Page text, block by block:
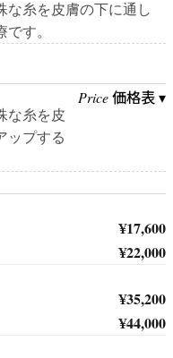
な糸を皮膚の下に通し
す。
な糸を皮
ップする
Price価格表 ▾
¥17,600
¥22,000
¥35,200
¥44,000